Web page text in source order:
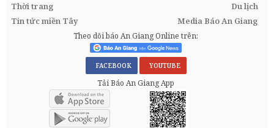
Thời trang
Du lịch
Tin tức miền Tây
Media Báo An Giang
Theo dõi báo An Giang Online trên:
FACEBOOK YOUTUBE
Tải Báo An Giang App